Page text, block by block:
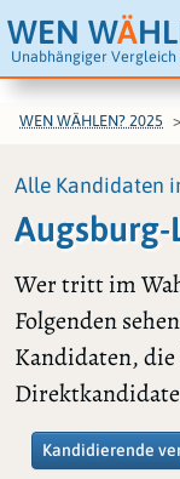
WEN WÄ
Unabhängiger
WEN WÄHLEN? 2025
Alle Kandidaten
Augsburg-
Wer tritt im
Folgenden
Kandidaten,
Kandidierende